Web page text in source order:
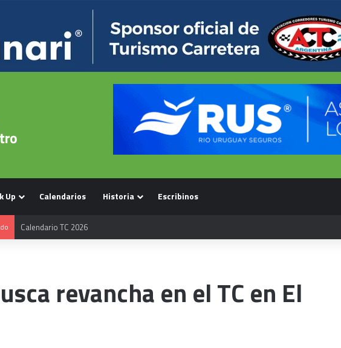
Up Calendarios Historia Escribinos
Calendario TC 2026
revancha en el TC en El